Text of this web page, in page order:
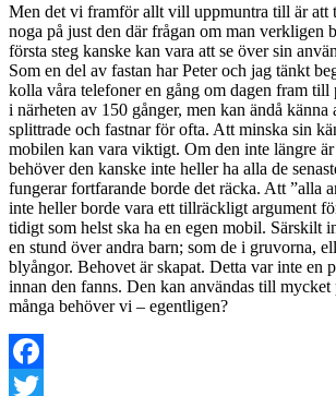
Men det vi framför allt vill uppmuntra till är att
noga på just den där frågan om man verkligen
första steg kanske kan vara att se över sin
Som en del av fastan har Peter och jag tänkt
kolla våra telefoner en gång om dagen fram till
i närheten av 150 gånger, men kan ändå
splittrade och fastnar för ofta. Att minska sin
mobilen kan vara viktigt. Om den inte längre
behöver den kanske inte heller ha alla de
fungerar fortfarande borde det räcka. Att ”alla
inte heller borde vara ett tillräckligt argument
tidigt som helst ska ha en egen mobil. Särskilt
en stund över andra barn; som de i gruvorna,
blyångor. Behovet är skapat. Detta var inte en
innan den fanns. Den kan användas till
många behöver vi – egentligen?
Facebook